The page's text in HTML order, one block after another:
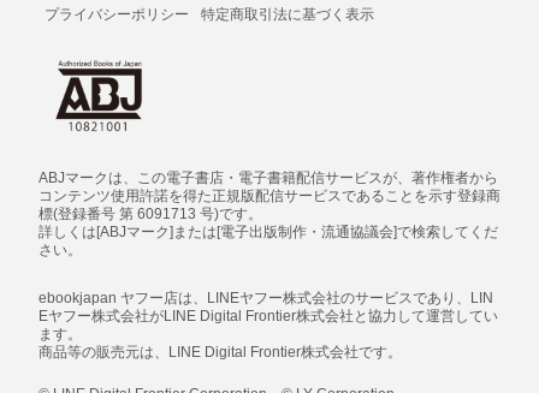
プライバシーポリシー
特定商取引法に基づく表示
ABJマークは、この電子書店・電子書籍配信サービスが、著作権者から
コンテンツ使用許諾を得た正規版配信サービスであることを示す登録商
標(登録番号 第 6091713 号)です。
詳しくは[ABJマーク]または[電子出版制作・流通協議会]で検索してくだ
さい。
ebookjapan ヤフー店は、LINEヤフー株式会社のサービスであり、LIN
Eヤフー株式会社がLINE Digital Frontier株式会社と協力して運営してい
ます。
商品等の販売元は、LINE Digital Frontier株式会社です。